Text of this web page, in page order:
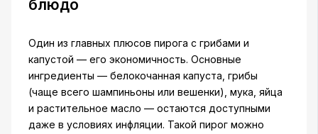
блюдо
Один из главных плюсов пирога с грибами и
капустой — его экономичность. Основные
ингредиенты — белокочанная капуста, грибы
(чаще всего шампиньоны или вешенки), мука, яйца
и растительное масло — остаются доступными
даже в условиях инфляции. Такой пирог можно